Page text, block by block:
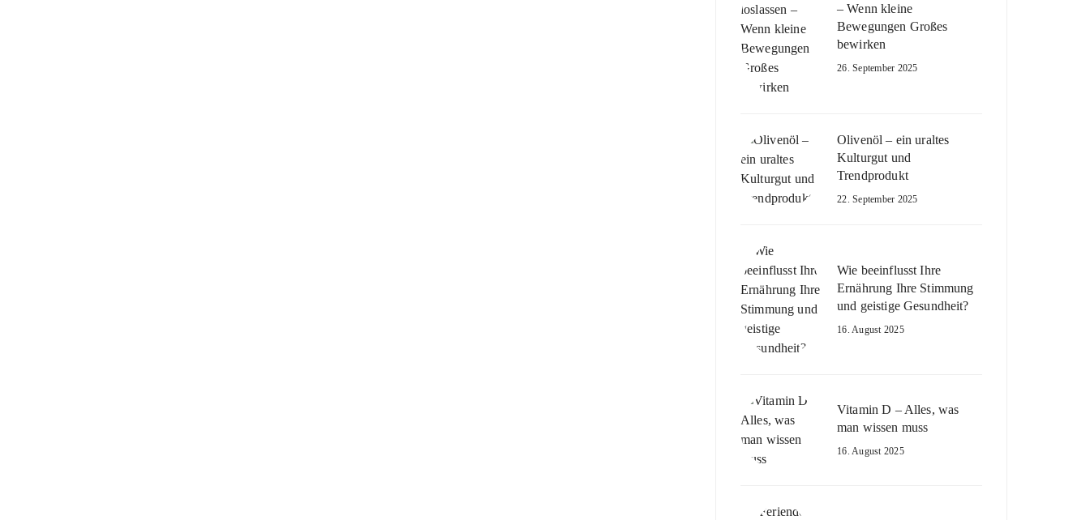
– Wenn kleine
Bewegungen Großes
bewirken
26. September 2025
Olivenöl – ein uraltes
Kulturgut und
Trendprodukt
22. September 2025
Wie beeinflusst Ihre
Ernährung Ihre Stimmung
und geistige Gesundheit?
16. August 2025
Vitamin D – Alles, was
man wissen muss
16. August 2025